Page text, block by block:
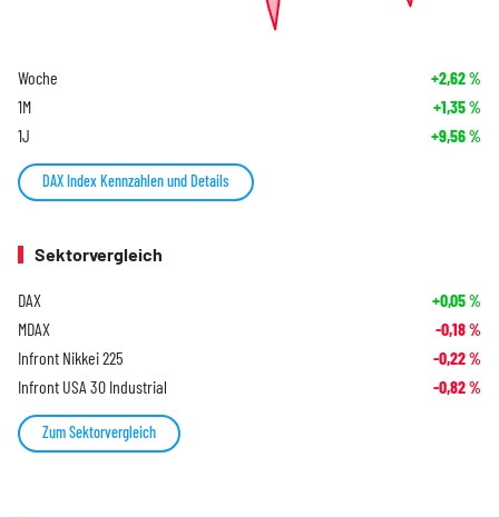
Woche +2,62%
1M +1,35%
1J +9,56%
DAX Index Kennzahlen und Details
Sektorvergleich
DAX +0,05%
MDAX -0,18%
Infront Nikkei 225 -0,22%
Infront USA 30 Industrial -0,82%
Zum Sektorvergleich